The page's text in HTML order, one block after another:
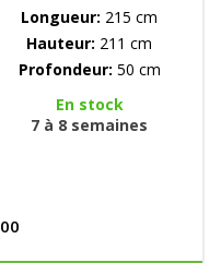
Longueur: 215 cm
Hauteur: 211 cm
Profondeur: 50 cm
En stock
7 à 8 semaines
00